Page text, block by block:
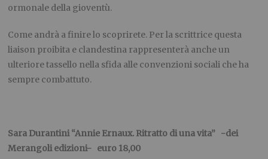
ormonale della gioventù.
Come andrà a finire lo scoprirete. Per la scrittrice questa
liaison proibita e clandestina rappresenterà anche un
ulteriore tassello nella sfida alle convenzioni sociali cheha
sempre combattuto.
Sara Durantini“Annie Ernaux. Ritratto diunavita” -dei
Merangoliedizioni- euro 18,00